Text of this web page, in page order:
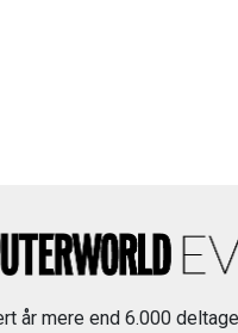
år mere end 6.000